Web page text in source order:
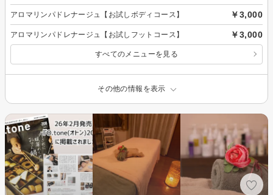
アロマリンパドレナージュ【お試しボディコース】 ￥3,000
アロマリンパドレナージュ【お試しフットコース】 ￥3,000
すべてのメニューを見る
その他の情報を表示